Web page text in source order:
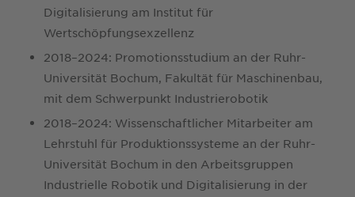
Digitalisierung am Institut für
Wertschöpfungsexzellenz
2018–2024: Promotionsstudium an der Ruhr-
Universität Bochum, Fakultät für Maschinenbau,
mit dem Schwerpunkt Industrierobotik
2018–2024: Wissenschaftlicher Mitarbeiter am
Lehrstuhl für Produktionssysteme an der Ruhr-
Universität Bochum in den Arbeitsgruppen
Industrielle Robotik und Digitalisierung in der